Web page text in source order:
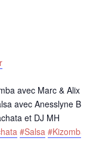
avec Marc & Alix et
avec Anesslyne
et DJ MH
#Salsa #Kizomba